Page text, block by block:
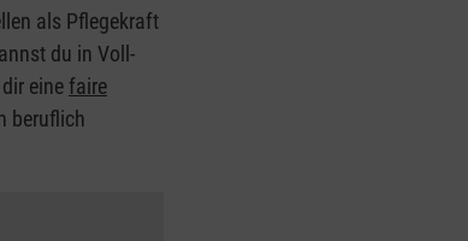
als Pflegekraft
du in Voll-
eine faire
beruflich